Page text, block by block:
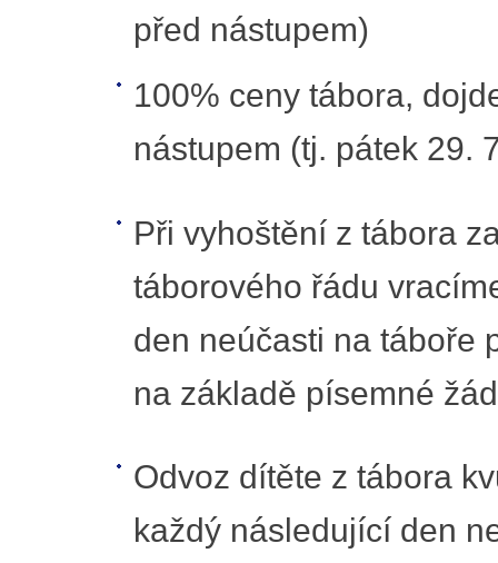
před nástupem)
100% ceny tábora,
nástupem (tj. pátek 29.
Při vyhoštění z tábora
táborového řádu
den neúčasti na táboře
na základě písemné
Odvoz dítěte z tábora
každý následující den